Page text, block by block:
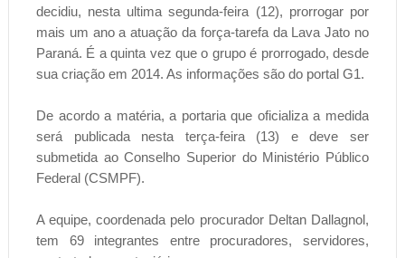
decidiu, nesta ultima segunda-feira (12), prorrogar por
mais um ano a atuação da força-tarefa da Lava Jato no
Paraná. É a quinta vez que o grupo é prorrogado, desde
sua criação em 2014. As informações são do portal G1.
De acordo a matéria, a portaria que oficializa a medida
será publicada nesta terça-feira (13) e deve ser
submetida ao Conselho Superior do Ministério Público
Federal (CSMPF).
A equipe, coordenada pelo procurador Deltan Dallagnol,
tem 69 integrantes entre procuradores, servidores,